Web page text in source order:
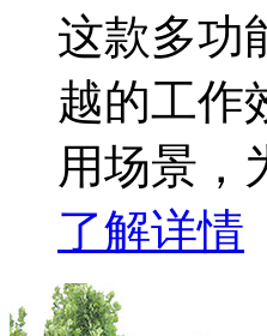
这款多功
越的工作
用场景，
了解详情